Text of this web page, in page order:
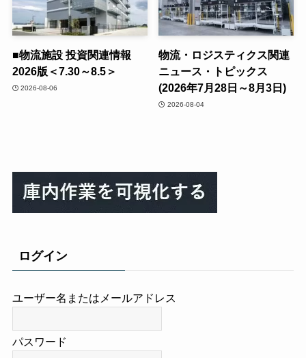
■物流施設 投資関連情報
2026版＜7.30～8.5＞
2026-08-06
物流・ロジスティクス関連
ニュース・トピックス
(2026年7月28日～8月3日)
2026-08-04
ログイン
ユーザー名またはメールアドレス
パスワード